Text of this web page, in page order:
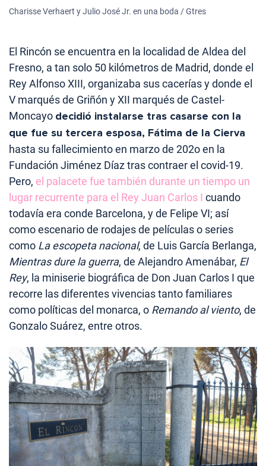
Charisse Verhaert y Julio José Jr. en una boda / Gtres
El Rincón se encuentra en la localidad de Aldea del
Fresno, a tan solo 50 kilómetros de Madrid, donde el
Rey Alfonso XIII, organizaba sus cacerías y donde el
V marqués de Griñón y XII marqués de Castel-
Moncayo decidió instalarse tras casarse con la
que fue su tercera esposa, Fátima de la Cierva
hasta su fallecimiento en marzo de 202o en la
Fundación Jiménez Díaz tras contraer el covid-19.
Pero, el palacete fue también durante un tiempo un
lugar recurrente para el Rey Juan Carlos I cuando
todavía era conde Barcelona, y de Felipe VI; así
como escenario de rodajes de películas o series
como La escopeta nacional, de Luis García Berlanga,
Mientras dure la guerra, de Alejandro Amenábar, El
Rey, la miniserie biográfica de Don Juan Carlos I que
recorre las diferentes vivencias tanto familiares
como políticas del monarca, o Remando al viento, de
Gonzalo Suárez, entre otros.